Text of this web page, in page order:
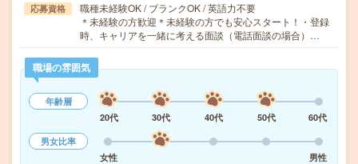
応募資格
職種未経験OK / ブランクOK / 英語力不要
＊未経験の方歓迎＊未経験の方でも安心スタート！・登録
時、キャリアを一緒に考える面談（電話面談の場合）…
職場の雰囲気
年齢層
20代
30代 40代 50代
60代
男女比率
女性
男性